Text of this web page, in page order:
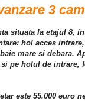
3
situata la etajul 8,
hol acces
mare si debara.
pe holul de intrare,
este 55.000 euro